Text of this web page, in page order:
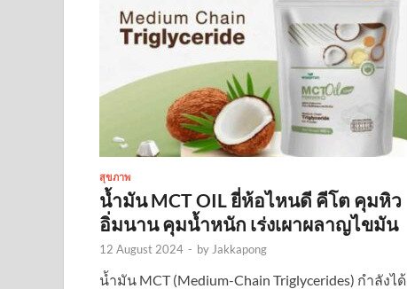
สุขภาพ
น้ำมัน MCT OIL ยี่ห้อไหนดี คีโต คุมหิว
อิ่มนาน คุมน้ำหนัก เร่งเผาผลาญไขมัน
12 August 2024 - by Jakkapong
น้ำมัน MCT (Medium-Chain Triglycerides) กำลังได้